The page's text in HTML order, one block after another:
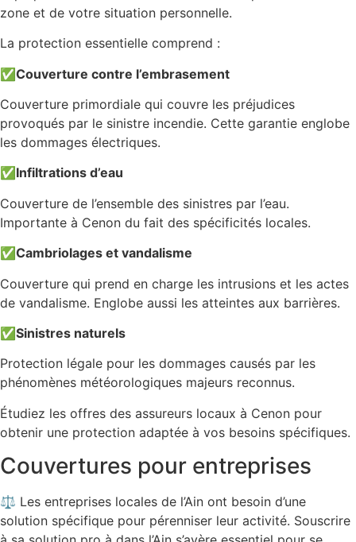
zone et de votre situation personnelle.
La protection essentielle comprend :
✅Couverture contre l’embrasement
Couverture primordiale qui couvre les préjudices
provoqués par le sinistre incendie. Cette garantie englobe
les dommages électriques.
✅ Infiltrations d’eau
Couverture de l’ensemble des sinistres par l’eau.
Importante à Cenon du fait des spécificités locales.
✅Cambriolages et vandalisme
Couverture qui prend en charge les intrusions et les actes
de vandalisme. Englobe aussi les atteintes aux barrières.
✅Sinistres naturels
Protection légale pour les dommages causés par les
phénomènes météorologiques majeurs reconnus.
Étudiez les offres des assureurs locaux à Cenon pour
obtenir une protection adaptée à vos besoins spécifiques.
Couvertures pour entreprises
⚖️ Les entreprises locales de l’Ain ont besoin d’une
solution spécifique pour pérenniser leur activité. Souscrire